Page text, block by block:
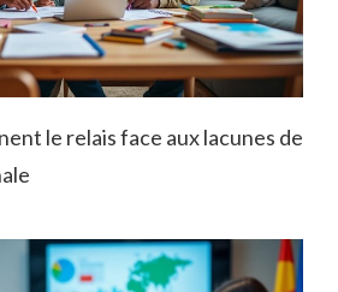
le relais face aux lacunes de